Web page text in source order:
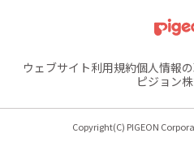
ウェブサイト利用規約個人情報
ピジョン
Copyright(C) PIGEON